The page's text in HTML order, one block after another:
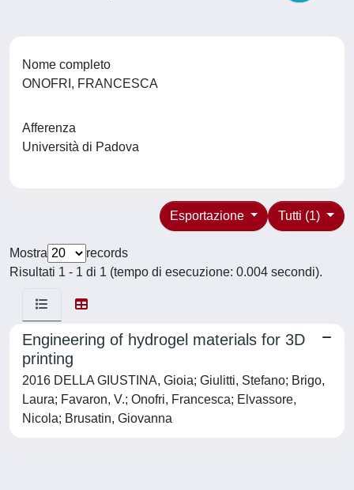
Nome completo
ONOFRI, FRANCESCA
Afferenza
Università di Padova
Tutti (1)
Esportazione
Mostra
records
Risultati 1 - 1 di 1 (tempo di esecuzione: 0.004 secondi).
Engineering of hydrogel materials for 3D
printing
2016 DELLA GIUSTINA, Gioia; Giulitti, Stefano; Brigo,
Laura; Favaron, V.; Onofri, Francesca; Elvassore,
Nicola; Brusatin, Giovanna